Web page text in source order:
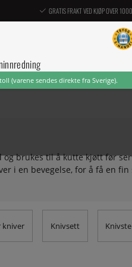
GRATIS FRAKT VED KJØP OVER
(varene sendes direkte fra Sverige).
brukes til å kutte kjøtt før
i en bevegelse, for å få en
kniver Knivsett